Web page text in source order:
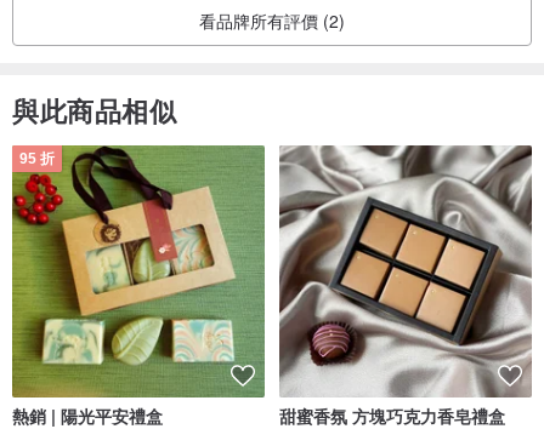
看品牌所有評價 (2)
與此商品相似
95 折
熱銷 | 陽光平安禮盒 甜蜜香氛 方塊巧克力香皂禮盒